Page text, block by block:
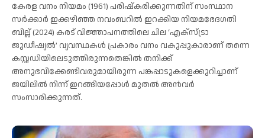
കേരള വനം നിയമം (1961) പരിഷ്‌കരിക്കുന്നതിന് സംസ്ഥാന
സര്‍ക്കാര്‍ ഇക്കഴിഞ്ഞ നവംബറില്‍ ഇറക്കിയ നിയമഭേദഗതി
ബില്ല് (2024) കരട് വിജ്ഞാപനത്തിലെ ചില ‘എക്സ്ട്രാ
ജുഡീഷ്യല്‍’ വ്യവസ്ഥകള്‍ പ്രകാരം വനം വകുപ്പുകാരാണ് തന്നെ
കസ്റ്റഡിയിലെടുത്തിരുന്നതെങ്കില്‍ തനിക്ക്
അനുഭവിക്കേണ്ടിവരുമായിരുന്ന പങ്കപ്പാടുകളെക്കുറിച്ചാണ്
ജയിലില്‍ നിന്ന് ഇറങ്ങിയപ്പോള്‍ മുതല്‍ അന്‍വര്‍
സംസാരിക്കുന്നത്.